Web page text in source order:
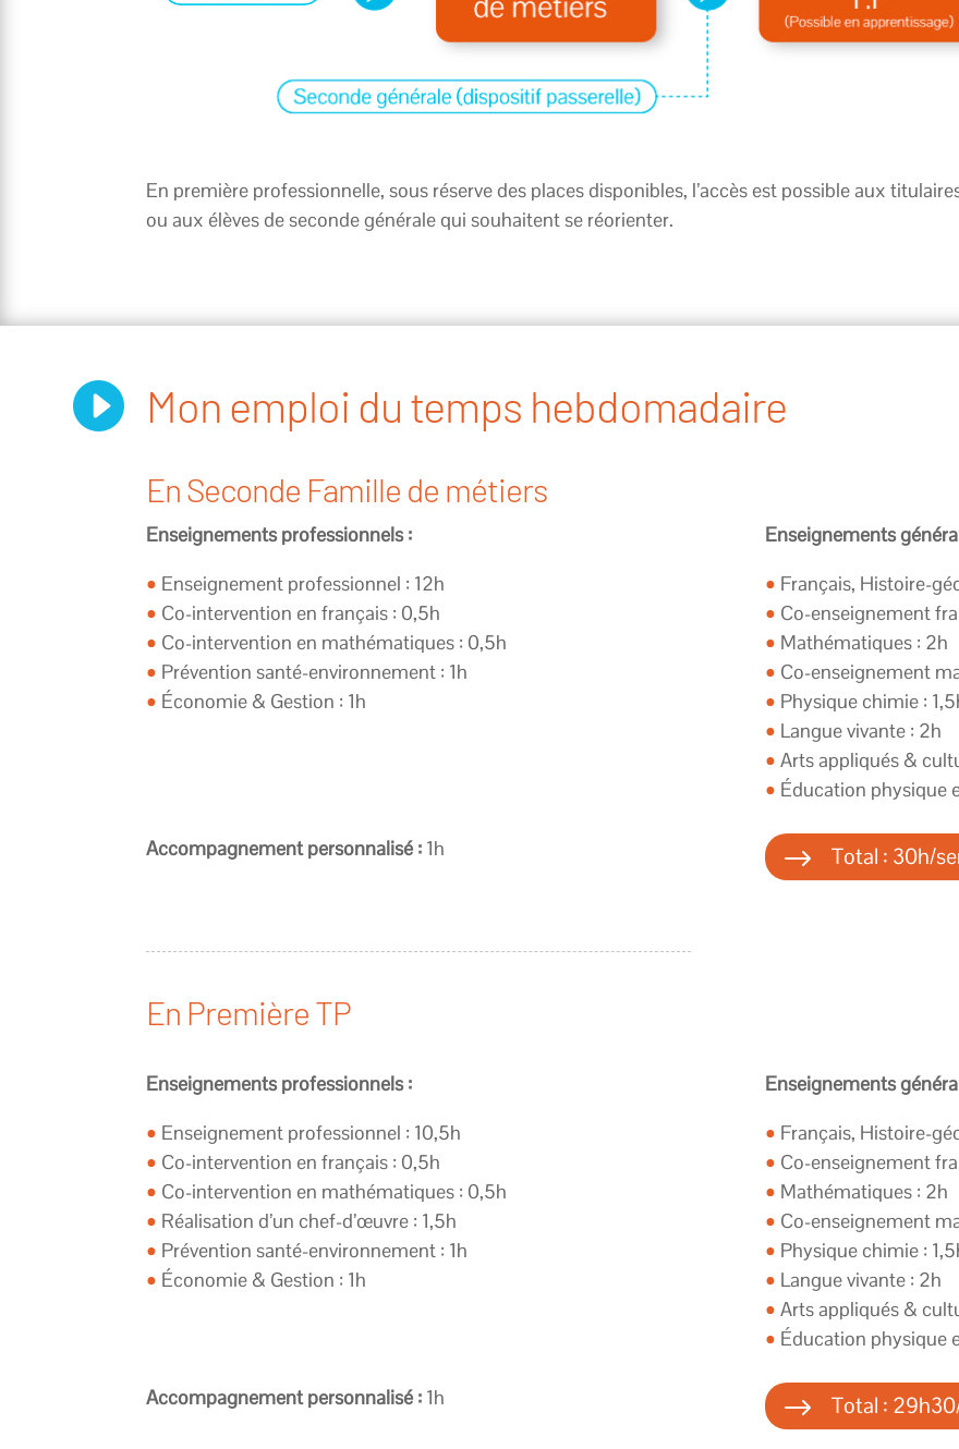
En première professionnelle, sous réserve des places disponibles, l’accès est possible aux
ou aux élèves de seconde générale qui souhaitent se réorienter.
Mon emploi du temps hebdomadaire

En Seconde Famille de métiers
Enseignements professionnels :
• Enseignement professionnel : 12h
• Co-intervention en français : 0,5h
• Co-intervention en mathématiques : 0,5h
• Prévention santé-environnement : 1h
• Économie & Gestion : 1h
Enseignements
• Français, Histoire-
• Co-enseignement
• Mathématiques : 2h
• Co-enseignement
• Physique chimie :
• Langue vivante : 2h
• Arts appliqués &
• Éducation physique
Accompagnement personnalisé : 1h $ Total : 30h/
En Première TP
Enseignements professionnels :
• Enseignement professionnel : 10,5h
• Co-intervention en français : 0,5h
• Co-intervention en mathématiques : 0,5h
• Réalisation d’un chef-d’œuvre : 1,5h
• Prévention santé-environnement : 1h
• Économie & Gestion : 1h
Enseignements
• Français, Histoire-
• Co-enseignement
• Mathématiques : 2h
• Co-enseignement
• Physique chimie :
• Langue vivante : 2h
• Arts appliqués &
• Éducation physique
Accompagnement personnalisé : 1h $ Total :